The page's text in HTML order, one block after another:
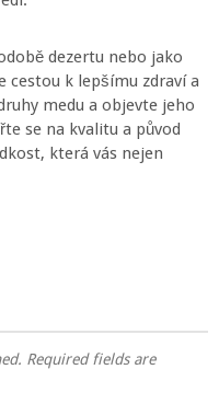
dezertu nebo jako
cestou k lepšímu zdraví a
medu a objevte jeho
se na kvalitu a původ
která vás nejen
Required fields are